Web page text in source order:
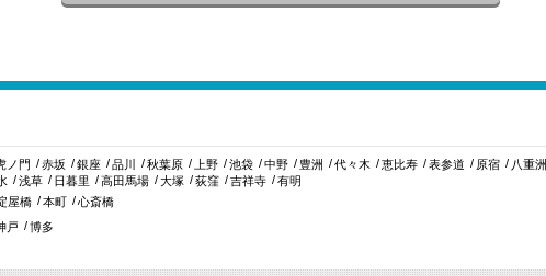
ノ門 赤坂 銀座 品川 秋葉原 上野 池袋 中野 豊洲 代々木 恵比寿 表参道 原宿 八重洲
浅草 日暮里 高田馬場 大塚 荻窪 吉祥寺
有明
屋橋 本町
心斎橋
戸 博多